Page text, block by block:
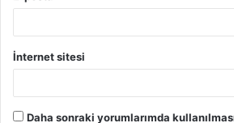
İnternet sitesi
Daha sonraki yorumlarımda